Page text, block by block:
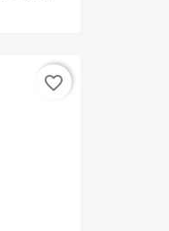
favorite_border